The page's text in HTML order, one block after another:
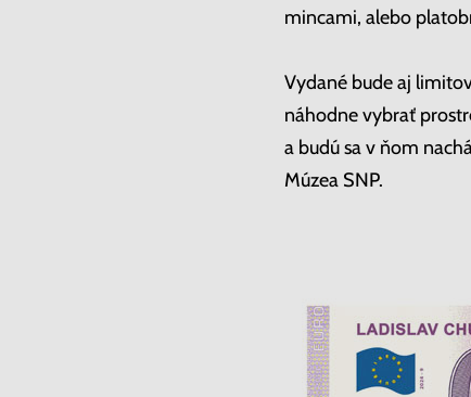
mincami, alebo
Vydané bude aj
náhodne vybrať
a budú sa v ňom
Múzea SNP.